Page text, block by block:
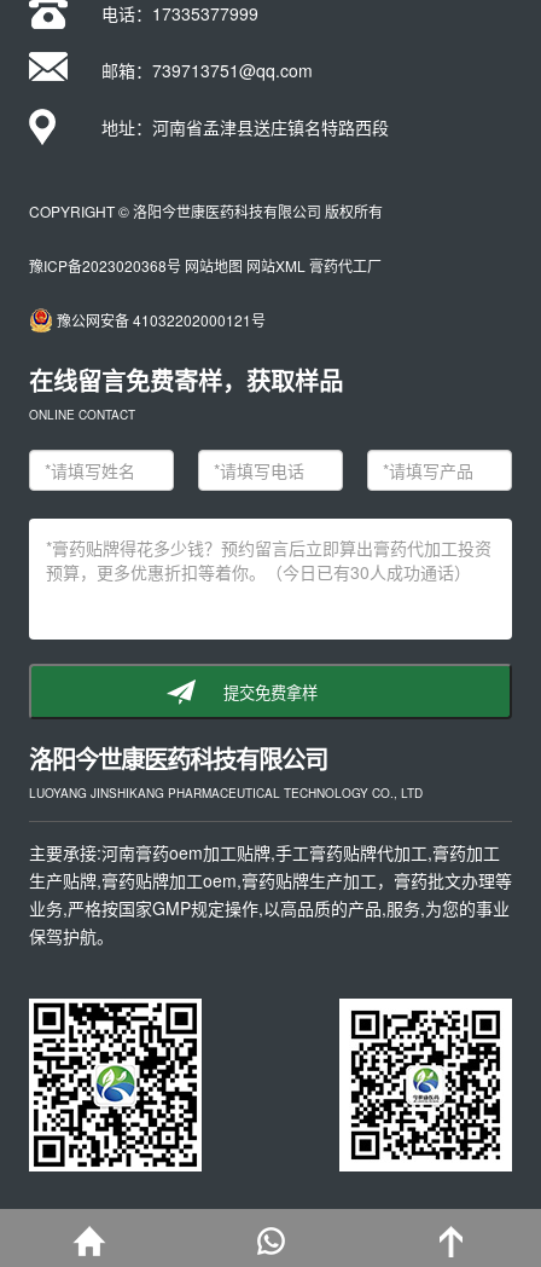
电话： 17335377999
邮箱：739713751@qq.com
地址：河南省孟津县送庄镇名特路西段
COPYRIGHT © 洛阳今世康医药科技有限公司 版权所有
豫ICP备2023020368号 网站地图 网站XML 膏药代工厂
豫公网安备 41032202000121号
在线留言免费寄样，获取样品
ONLINE CONTACT
提交免费拿样
洛阳今世康医药科技有限公司
LUOYANG JINSHIKANG PHARMACEUTICAL TECHNOLOGY CO., LTD
主要承接:河南膏药oem加工贴牌,手工膏药贴牌代加工,膏药加工
生产贴牌,膏药贴牌加工oem,膏药贴牌生产加工，膏药批文办理等
业务,严格按国家GMP规定操作,以高品质的产品,服务,为您的事业
保驾护航。